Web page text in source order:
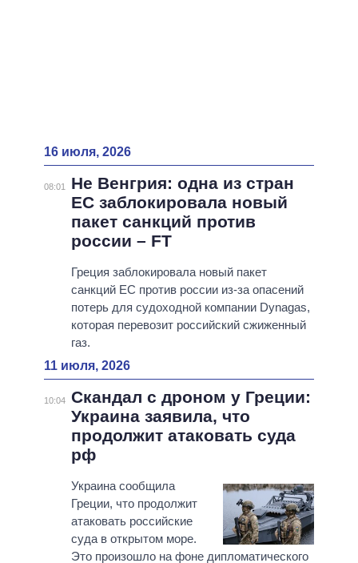
16 июля, 2026
08:01
Не Венгрия: одна из стран
ЕС заблокировала новый
пакет санкций против
россии – FT
Греция заблокировала новый пакет
санкций ЕС против россии из-за опасений
потерь для судоходной компании Dynagas,
которая перевозит российский сжиженный
газ.
11 июля, 2026
10:04 Скандал с дроном у Греции:
Украина заявила, что
продолжит атаковать суда
рф
Украина сообщила
Греции, что продолжит
атаковать российские
суда в открытом море.
Это произошло на фоне дипломатического